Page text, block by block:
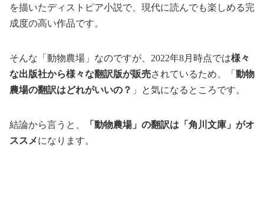
を描いたディストピア小説で、現代に読んでも楽しめる完
成度の高い作品です。
そんな「動物農場」なのですが、2022年8月時点では様々
な出版社から様々な翻訳版が販売されているため、「 動物
農場の翻訳はどれがいいの？ 」と気になるところです。
結論から言うと、
「動物農場」の翻訳は「角川文庫」がオ
ススメになります。